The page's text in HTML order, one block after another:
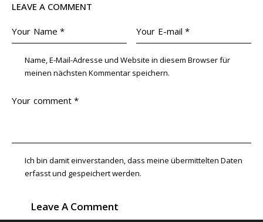
LEAVE A COMMENT
Name, E-Mail-Adresse und Website in diesem Browser für
meinen nächsten Kommentar speichern.
Ich bin damit einverstanden, dass meine übermittelten Daten
erfasst und gespeichert werden.